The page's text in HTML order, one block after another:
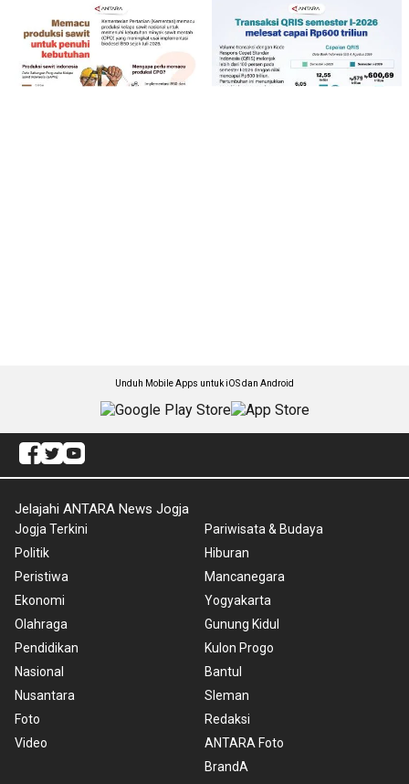
Unduh Mobile Apps untuk iOS dan Android
Jelajahi ANTARA News Jogja
Jogja Terkini
Politik
Peristiwa
Ekonomi
Olahraga
Pendidikan
Nasional
Nusantara
Foto
Video
Pariwisata & Budaya
Hiburan
Mancanegara
Yogyakarta
Gunung Kidul
Kulon Progo
Bantul
Sleman
Redaksi
ANTARA Foto
BrandA